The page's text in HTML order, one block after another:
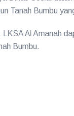
Tanah Bumbu
Al Amanah
Bumbu.